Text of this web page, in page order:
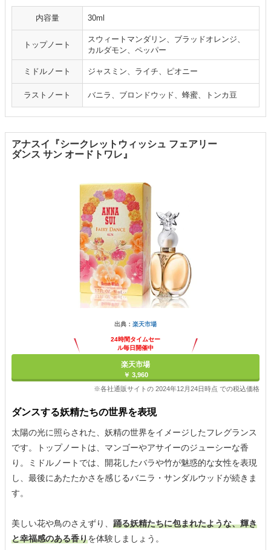
内容量 30ml
トップノート
スウィートマンダリン、ブラッドオレンジ、
カルダモン、ペッパー
ミドルノート ジャスミン、ライチ、ピオニー
ラストノート バニラ、ブロンドウッド、蜂蜜、トンカ豆
アナスイ『シークレットウィッシュ フェアリー
ダンス サン オードトワレ』
出典： 楽天市場
24時間タイムセー
ル毎日開催中
楽天市場
￥ 3,960
※各社通販サイトの 2024年12月24日時点 での税込価格
ダンスする妖精たちの世界を表現
太陽の光に照らされた、妖精の世界をイメージしたフレグランス
です。トップノートは、マンゴーやアサイーのジューシーな香
り。ミドルノートでは、開花したバラや竹が魅惑的な女性を表現
し、最後にあたたかさを感じるバニラ・サンダルウッドが続きま
す。
美しい花や鳥のさえずり、 踊る妖精たちに包まれたような、輝き
と幸福感のある香りを体験しましょう。